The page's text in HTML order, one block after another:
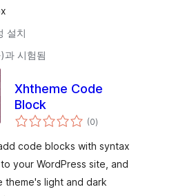
설치
과 시험됨
Xhtheme Code
Block
(0전
체
점
)
code blocks with syntax
your WordPress site, and
theme's light and dark